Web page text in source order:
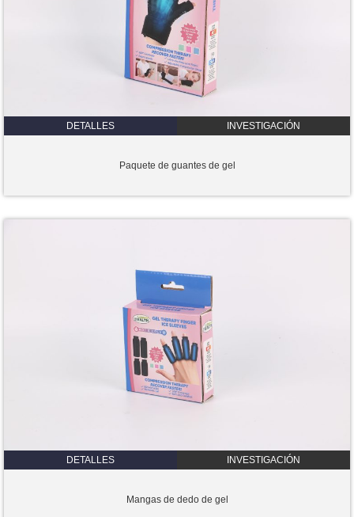
DETALLES INVESTIGACIÓN
Paquete de guantes de gel
DETALLES INVESTIGACIÓN
Mangas de dedo de gel